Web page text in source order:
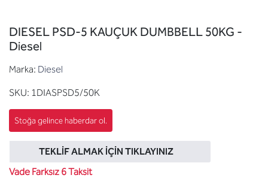
DIESEL PSD-5 KAUÇUK DUMBBELL 50KG -
Diesel
Marka: Diesel
SKU: 1DIASPSD5/50K
TEKLIF ALMAK İÇIN TIKLAYINIZ
Vade Farksız 6 Taksit